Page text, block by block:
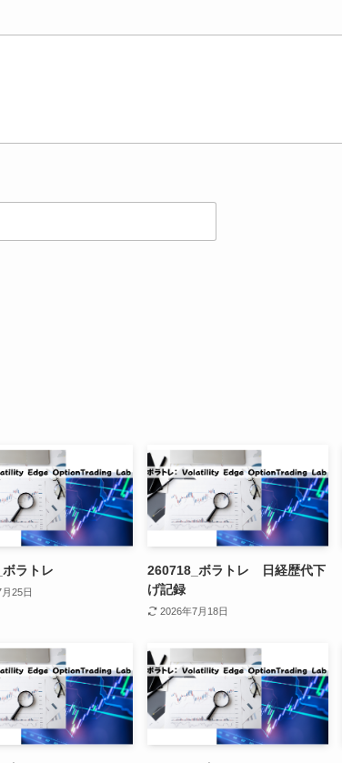
ラトレ
25日
260718_ボラトレ 日経歴代下
げ記録
2026年7月18日